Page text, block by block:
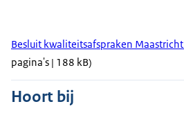
Besluit kwaliteitsafspraken
pagina's | 188 kB)
Hoort bij